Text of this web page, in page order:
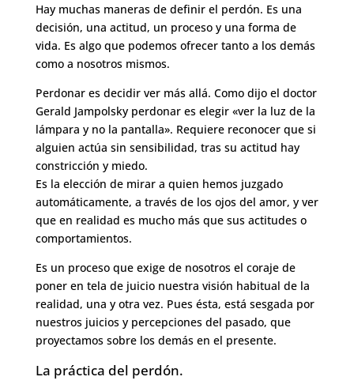
Hay muchas maneras de definir el perdón. Es una
decisión, una actitud, un proceso y una forma de
vida. Es algo que podemos ofrecer tanto a los demás
como a nosotros mismos.
Perdonar es decidir ver más allá. Como dijo el doctor
Gerald Jampolsky perdonar es elegir «ver la luz de la
lámpara y no la pantalla». Requiere reconocer que si
alguien actúa sin sensibilidad, tras su actitud hay
constricción y miedo.
Es la elección de mirar a quien hemos juzgado
automáticamente, a través de los ojos del amor, y ver
que en realidad es mucho más que sus actitudes o
comportamientos.
Es un proceso que exige de nosotros el coraje de
poner en tela de juicio nuestra visión habitual de la
realidad, una y otra vez. Pues ésta, está sesgada por
nuestros juicios y percepciones del pasado, que
proyectamos sobre los demás en el presente.
La práctica del perdón.